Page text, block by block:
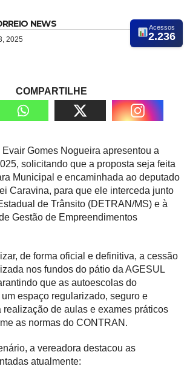
NEWS
2025
Acessos
2.236
COMPARTILHE
Gomes Nogueira apresentou a
solicitando que a proposta seja feita
Municipal e encaminhada ao deputado
Caravina, para que ele interceda junto
de Trânsito (DETRAN/MS) e à
Gestão de Empreendimentos
de forma oficial e definitiva, a cessão
nos fundos do pátio da AGESUL
que as autoescolas do
espaço regularizado, seguro e
realização de aulas e exames práticos
as normas do CONTRAN.
a vereadora destacou as
atualmente: